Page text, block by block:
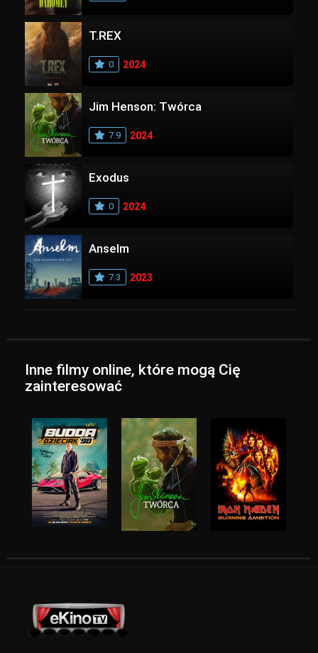
T.REX
0 2024
Jim Henson: Twórca
7.9 2024
Exodus
0 2024
Anselm
7.3 2023
Inne filmy online, które mogą Cię
zainteresować